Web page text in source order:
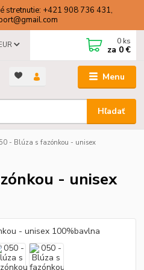
stretnutie: +421 908 736 431,
Menu
Hľadať
0 ks
za 0 €
- Blúza s fazónkou - unisex
- unisex